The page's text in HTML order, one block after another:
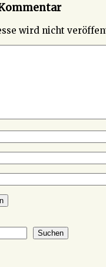
wird nicht
Suchen